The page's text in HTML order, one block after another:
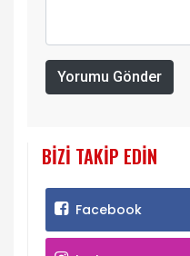
Yorumu Gönder
BIZI TAKIP EDIN
Facebook